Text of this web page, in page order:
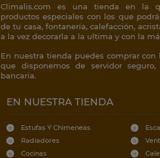
Climalis.com es una tienda en la
productos especiales con los que
de tu casa, fontanería, calefacción,
a la vez decorarla a la ultima y con la
En nuestra tienda puedes comprar
que disponemos de servidor
bancaria.
EN NUESTRA TIENDA
Estufas Y Chimeneas
Radiadores
Cocinas